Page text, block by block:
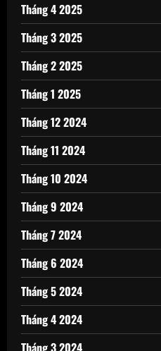
Tháng 4 2025
Tháng 3 2025
Tháng 2 2025
Tháng 1 2025
Tháng 12 2024
Tháng 11 2024
Tháng 10 2024
Tháng 9 2024
Tháng 7 2024
Tháng 6 2024
Tháng 5 2024
Tháng 4 2024
Tháng 3 2024